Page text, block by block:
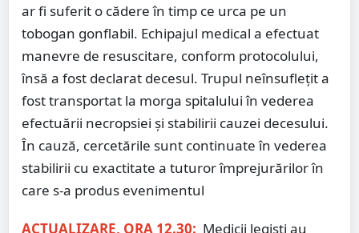
ar fi suferit o cădere în timp ce urca pe un
tobogan gonflabil. Echipajul medical a efectuat
manevre de resuscitare, conform protocolului,
însă a fost declarat decesul. Trupul neînsuflețit a
fost transportat la morga spitalului în vederea
efectuării necropsiei și stabilirii cauzei decesului.
În cauză, cercetările sunt continuate în vederea
stabilirii cu exactitate a tuturor împrejurărilor în
care s-a produs evenimentul
ACTUALIZARE, ORA 12.30: Medicii legiști au